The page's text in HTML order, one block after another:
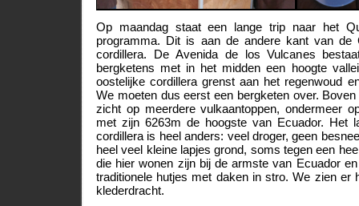
Op maandag staat een lange trip naar het
programma. Dit is aan de andere kant van de
cordillera. De Avenida de los Vulcanes
bergketens met in het midden een hoogte
oostelijke cordillera grenst aan het regenwoud
We moeten dus eerst een bergketen over.
zicht op meerdere vulkaantoppen, ondermeer
met zijn 6263m de hoogste van Ecuador. Het
cordillera is heel anders: veel droger, geen
heel veel kleine lapjes grond, soms tegen een
die hier wonen zijn bij de armste van Ecuador
traditionele hutjes met daken in stro. We zien er
klederdracht.